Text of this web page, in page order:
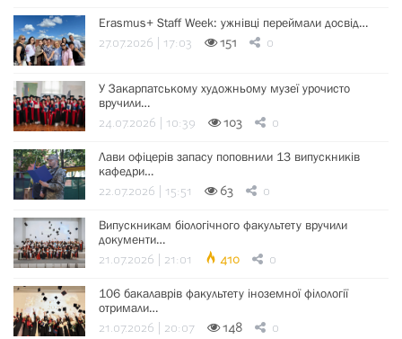
Erasmus+ Staff Week: ужнівці переймали досвід…
27.07.2026 | 17:03 151 0
У Закарпатському художньому музеї урочисто
вручили…
24.07.2026 | 10:39 103 0
Лави офіцерів запасу поповнили 13 випускників
кафедри…
22.07.2026 | 15:51 63 0
Випускникам біологічного факультету вручили
документи…
21.07.2026 | 21:01 410 0
106 бакалаврів факультету іноземної філології
отримали…
21.07.2026 | 20:07 148 0